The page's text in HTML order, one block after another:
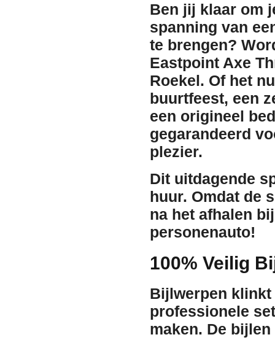
Ben jij klaar om
spanning van
te brengen?
Eastpoint Axe
Roekel. Of het
buurtfeest, een
een origineel
gegarandeerd
plezier.
Dit uitdagende
huur. Omdat de
na het afhalen
personenauto!
100% Veilig
Bijlwerpen klinkt
professionele
maken. De